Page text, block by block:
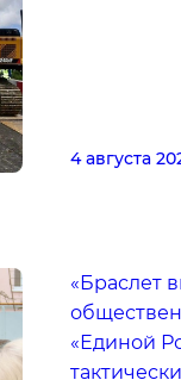
4 августа
«Браслет
«Единой